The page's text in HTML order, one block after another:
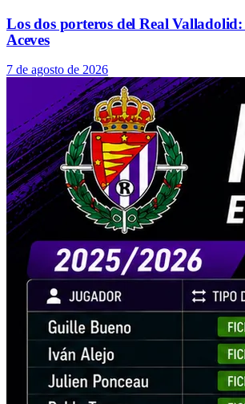
Los dos porteros del Real
Aceves
7 de agosto de 2026